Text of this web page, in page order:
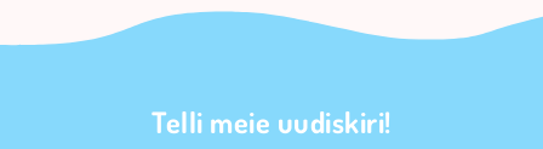
Telli meie uudiskiri!